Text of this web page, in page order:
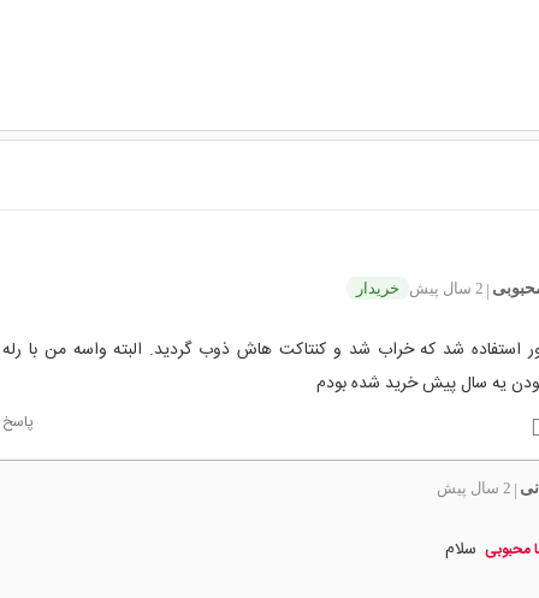
2 سال پیش خریدار
استفاده شد که خراب شد و کنتاکت هاش ذوب گردید. البته واسه من با
یه سال پیش خرید شده بودم
2 سال پیش
محبوبی سلام